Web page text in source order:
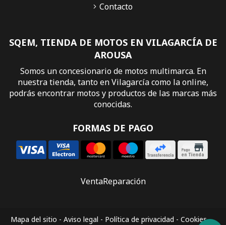
SQEM, TIENDA DE MOTOS EN VILAGARCÍA DE
AROUSA
Somos un concesionario de motos multimarca. En
nuestra tienda, tanto en Vilagarcía como la online,
podrás encontrar motos y productos de las marcas más
conocidas.
FORMAS DE PAGO
Contacto
VentaReparación
Mapa del sitio - Aviso legal - Política de privacidad - Cookies-